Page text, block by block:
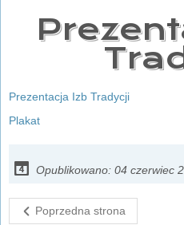
Prezentacja Izb Tradycji
Plakat
Opublikowano: 04 czerwiec
Poprzedna strona